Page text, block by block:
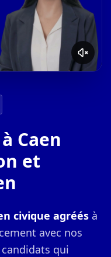
Caen
et
civique agréés à
avec nos
qui